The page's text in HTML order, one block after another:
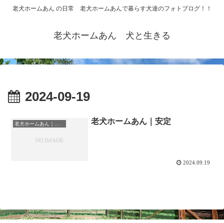
老犬ホームあん の日常 老犬ホームあんで暮らす犬達のフォトブログ！！
老犬ホームあん 犬と生きる
2024-09-19
老犬ホームあん｜安定
2024.09.19